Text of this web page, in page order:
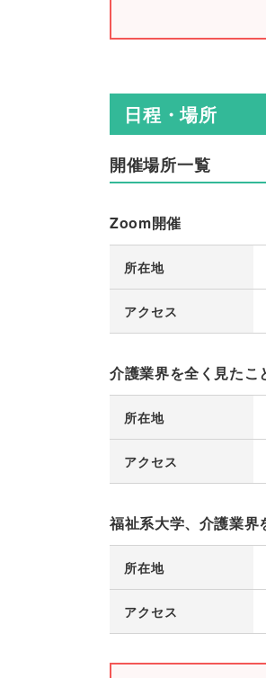
日程・場所
開催場所一覧
Zoom開催
所在地
アクセス
介護業界を全く見たこ
所在地
アクセス
福祉系大学、介護業界
所在地
アクセス